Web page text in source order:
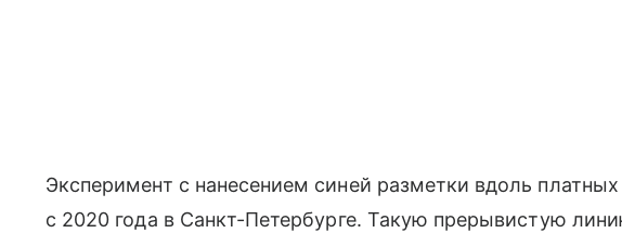
Эксперимент с нанесением синей разметки вдоль
с 2020 года в Санкт-Петербурге. Такую прерывистую